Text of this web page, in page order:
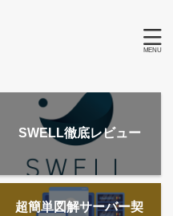
SWELL徹底レビュー
超簡単図解サーバー契